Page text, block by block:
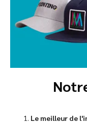
Notre
Le meilleur de